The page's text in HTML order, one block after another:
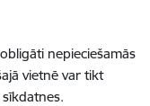
nepieciešamās
vietnē var tikt